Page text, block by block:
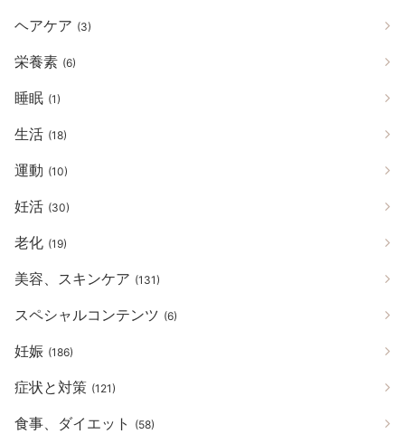
ヘアケア (3)
栄養素 (6)
睡眠 (1)
生活 (18)
運動 (10)
妊活 (30)
老化 (19)
美容、スキンケア (131)
スペシャルコンテンツ (6)
妊娠 (186)
症状と対策 (121)
食事、ダイエット (58)